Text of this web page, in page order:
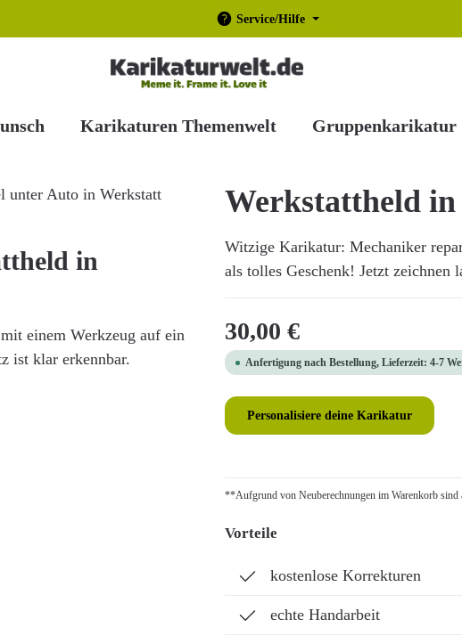
Service/Hilfe
Karikaturen Themenwelt Gruppenkarikatur
Werkstattheld
Witzige Karikatur: Mechaniker
als tolles Geschenk! Jetzt zeichnen
Regulärer Preis:
30,00 €
Anfertigung nach Bestellung, Lieferzeit: 4-7
Personalisiere deine Karikatur
**Aufgrund von Neuberechnungen im Warenkorb sind
Vorteile
kostenlose Korrekturen
echte Handarbeit
in
einem Werkzeug auf ein
ist klar erkennbar.